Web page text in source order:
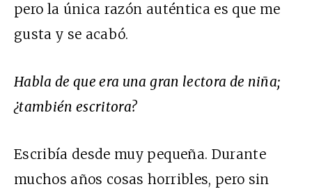
pero la única razón auténtica es que me
gusta y se acabó.
Habla de que era una gran lectora de niña;
¿también escritora?
Escribía desde muy pequeña. Durante
muchos años cosas horribles, pero sin